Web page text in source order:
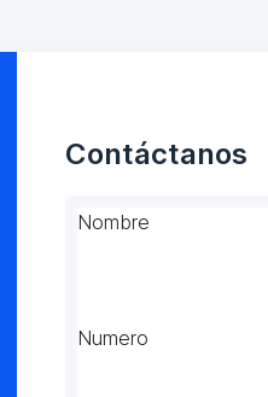
Contáctanos
Nombre
Numero